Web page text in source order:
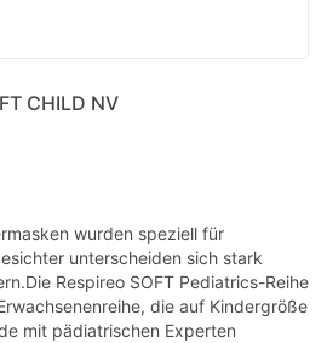
CHILD NV
wurden speziell für
unterscheiden sich stark
Respireo SOFT Pediatrics-Reihe
die auf Kindergröße
mit pädiatrischen Experten